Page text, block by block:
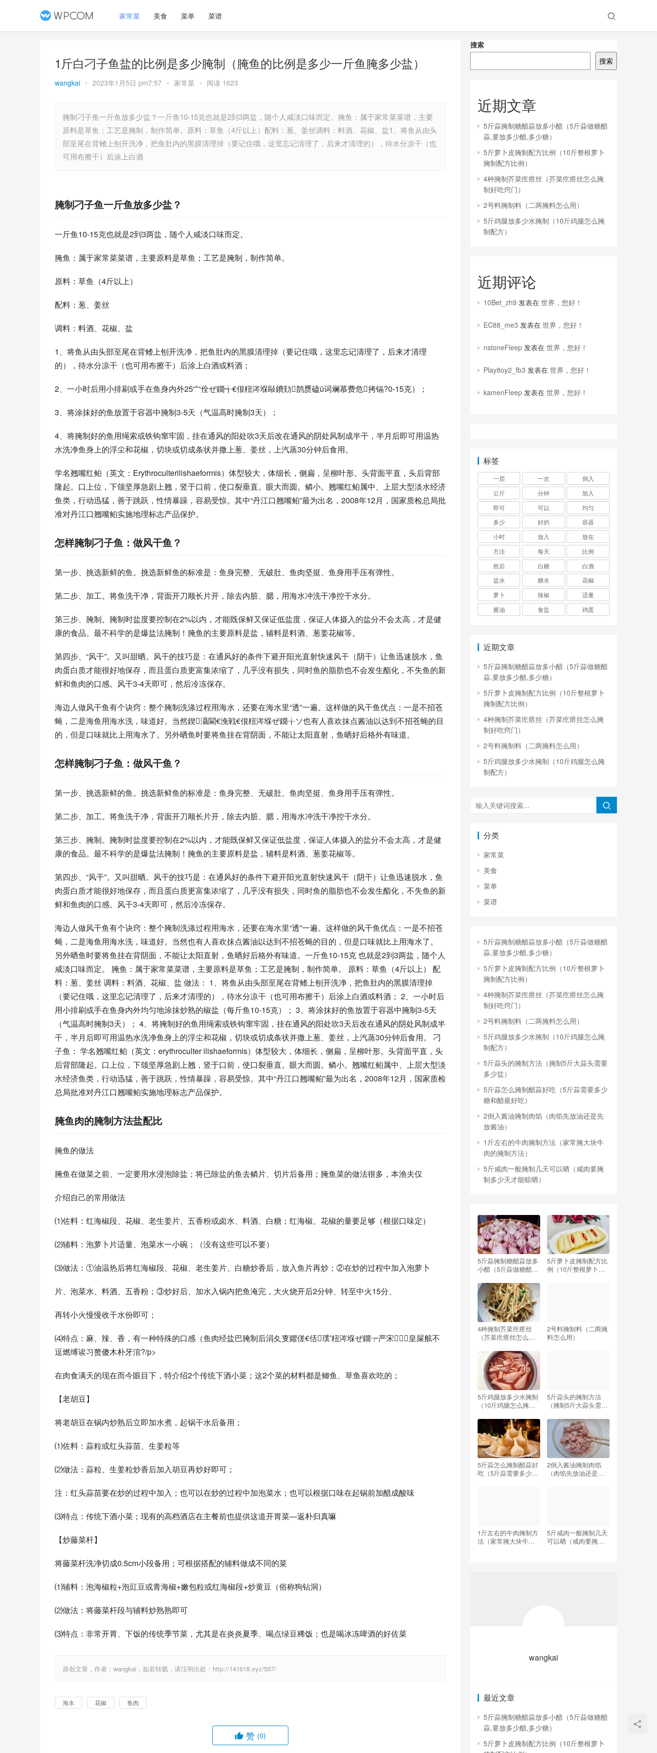
家常菜 美食 菜单 菜谱
1斤白刁子鱼盐的比例是多少腌制（腌鱼的比例是多少一斤鱼腌多少盐）
wangkai • 2023年1月5日 pm7:57 • 家常菜 • 阅读 1623
腌制刁子鱼一斤鱼放多少盐？一斤鱼10-15克也就是2到3两盐，随个人咸淡口味而定。腌鱼：属于家常菜菜谱，主要
原料是草鱼；工艺是腌制，制作简单。原料：草鱼（4斤以上）配料：葱、姜丝调料：料酒、花椒、盐1、将鱼从由头
部至尾在背鳍上刨开洗净，把鱼肚内的黑膜清理掉（要记住哦，这里忘记清理了，后来才清理的），待水分凉干（也
可用布擦干）后涂上白酒
腌制刁子鱼一斤鱼放多少盐？
一斤鱼10-15克也就是2到3两盐，随个人咸淡口味而定。
腌鱼：属于家常菜菜谱，主要原料是草鱼；工艺是腌制，制作简单。
原料：草鱼（4斤以上）
配料：葱、姜丝
调料：料酒、花椒、盐
1、将鱼从由头部至尾在背鳍上刨开洗净，把鱼肚内的黑膜清理掉（要记住哦，这里忘记清理了，后来才清理
的），待水分凉干（也可用布擦干）后涂上白酒或料酒；
2、一小时后用小排刷或手在鱼身内外25宀佺ぜ鐗╅€佷粈涔堢敺鐨劸鹊赝磕ǔ词斓慕费危拷镉?0-15克）；
3、将涂抹好的鱼放置于容器中腌制3-5天（气温高时腌制3天）；
4、将腌制好的鱼用绳索或铁钩窜牢固，挂在通风的阳处吹3天后改在通风的阴处风制成半干，半月后即可用温热
水洗净鱼身上的浮尘和花椒，切块或切成条状并撒上葱、姜丝，上汽蒸30分钟后食用。
学名翘嘴红鲌（英文：Erythroculterilishaeformis）体型较大，体细长，侧扁，呈柳叶形。头背面平直，头后背部
隆起。口上位，下颌坚厚急剧上翘，竖于口前，使口裂垂直。眼大而圆。鳞小。翘嘴红鲌属中、上层大型淡水经济
鱼类，行动迅猛，善于跳跃，性情暴躁，容易受惊。其中“丹江口翘嘴鲌”最为出名，2008年12月，国家质检总局批
准对丹江口翘嘴鲌实施地理标志产品保护。
怎样腌制刁子鱼：做风干鱼？
第一步、挑选新鲜的鱼。挑选新鲜鱼的标准是：鱼身完整、无破肚、鱼肉坚挺、鱼身用手压有弹性。
第二步、加工。将鱼洗干净，背面开刀顺长片开，除去内脏、腮，用海水冲洗干净控干水分。
第三步、腌制。腌制时盐度要控制在2%以内，才能既保鲜又保证低盐度，保证人体摄入的盐分不会太高，才是健
康的食品。最不科学的是爆盐法腌制！腌鱼的主要原料是盐，辅料是料酒、葱姜花椒等。
第四步、“风干”。又叫甜晒。风干的技巧是：在通风好的条件下避开阳光直射快速风干（阴干）让鱼迅速脱水，鱼
肉蛋白质才能很好地保存，而且蛋白质更富集浓缩了，几乎没有损失，同时鱼的脂肪也不会发生酯化，不失鱼的新
鲜和鱼肉的口感。风干3-4天即可，然后冷冻保存。
海边人做风干鱼有个诀窍：整个腌制洗涤过程用海水，还要在海水里“透”一遍。这样做的风干鱼优点：一是不招苍
蝇，二是海鱼用海水洗，味道好。当然鍥灄閫€浼戦€佷粈涔堢ぜ鐗╁ソ也有人喜欢抹点酱油以达到不招苍蝇的目
的，但是口味就比上用海水了。另外晒鱼时要将鱼挂在背阴面，不能让太阳直射，鱼晒好后格外有味道。
怎样腌制刁子鱼：做风干鱼？
第一步、挑选新鲜的鱼。挑选新鲜鱼的标准是：鱼身完整、无破肚、鱼肉坚挺、鱼身用手压有弹性。
第二步、加工。将鱼洗干净，背面开刀顺长片开，除去内脏、腮，用海水冲洗干净控干水分。
第三步、腌制。腌制时盐度要控制在2%以内，才能既保鲜又保证低盐度，保证人体摄入的盐分不会太高，才是健
康的食品。最不科学的是爆盐法腌制！腌鱼的主要原料是盐，辅料是料酒、葱姜花椒等。
第四步、“风干”。又叫甜晒。风干的技巧是：在通风好的条件下避开阳光直射快速风干（阴干）让鱼迅速脱水，鱼
肉蛋白质才能很好地保存，而且蛋白质更富集浓缩了，几乎没有损失，同时鱼的脂肪也不会发生酯化，不失鱼的新
鲜和鱼肉的口感。风干3-4天即可，然后冷冻保存。
海边人做风干鱼有个诀窍：整个腌制洗涤过程用海水，还要在海水里“透”一遍。这样做的风干鱼优点：一是不招苍
蝇，二是海鱼用海水洗，味道好。当然也有人喜欢抹点酱油以达到不招苍蝇的目的，但是口味就比上用海水了。
另外晒鱼时要将鱼挂在背阴面，不能让太阳直射，鱼晒好后格外有味道。一斤鱼10-15克 也就是2到3两盐，随个人
咸淡口味而定。 腌鱼：属于家常菜菜谱，主要原料是草鱼；工艺是腌制，制作简单。 原料：草鱼（4斤以上） 配
料：葱、姜丝 调料：料酒、花椒、盐 做法： 1、将鱼从由头部至尾在背鳍上刨开洗净，把鱼肚内的黑膜清理掉
（要记住哦，这里忘记清理了，后来才清理的），待水分凉干（也可用布擦干）后涂上白酒或料酒； 2、一小时后
用小排刷或手在鱼身内外均匀地涂抹炒熟的椒盐（每斤鱼10-15克）； 3、将涂抹好的鱼放置于容器中腌制3-5天
（气温高时腌制3天）； 4、将腌制好的鱼用绳索或铁钩窜牢固，挂在通风的阳处吹3天后改在通风的阴处风制成半
干，半月后即可用温热水洗净鱼身上的浮尘和花椒，切块或切成条状并撒上葱、姜丝，上汽蒸30分钟后食用。 刁
子鱼： 学名翘嘴红鲌（英文：erythroculter ilishaeformis）体型较大，体细长，侧扁，呈柳叶形。头背面平直，头
后背部隆起。口上位，下颌坚厚急剧上翘，竖于口前，使口裂垂直。眼大而圆。鳞小。翘嘴红鲌属中、上层大型淡
水经济鱼类，行动迅猛，善于跳跃，性情暴躁，容易受惊。其中“丹江口翘嘴鲌”最为出名，2008年12月，国家质检
总局批准对丹江口翘嘴鲌实施地理标志产品保护。
腌鱼肉的腌制方法盐配比
腌鱼的做法
腌鱼在做菜之前、一定要用水浸泡除盐；将已除盐的鱼去鳞片、切片后备用；腌鱼菜的做法很多，本渔夫仅
介绍自己的常用做法
⑴佐料：红海椒段、花椒、老生姜片、五香粉或卤水、料酒、白糖；红海椒、花椒的量要足够（根据口味定）
⑵辅料：泡萝卜片适量、泡菜水一小碗；（没有这些可以不要）
⑶做法：①油温热后将红海椒段、花椒、老生姜片、白糖炒香后，放入鱼片再炒；②在炒的过程中加入泡萝卜
片、泡菜水、料酒、五香粉；③炒好后、加水入锅内把鱼淹完，大火烧开后2分钟、转至中火15分、
再转小火慢慢收干水份即可；
⑷特点：麻、辣、香，有一种特殊的口感（鱼肉经盐巴腌制后涓夊叓鑺傞€佸璞′粈涔堢ぜ鐗┮严宋皇屎舷不
逗燃缚诶习赘傻木朴牙涫?/p>
在肉食满天的现在而今眼目下，特介绍2个传统下酒小菜；这2个菜的材料都是鲫鱼、草鱼喜欢吃的；
【老胡豆】
将老胡豆在锅内炒熟后立即加水煮，起锅干水后备用；
⑴佐料：蒜粒或红头蒜苗、生姜粒等
⑵做法：蒜粒、生姜粒炒香后加入胡豆再炒好即可；
注：红头蒜苗要在炒的过程中加入；也可以在炒的过程中加泡菜水；也可以根据口味在起锅前加醋成酸味
⑶特点：传统下酒小菜；现有的高档酒店在主餐前也提供这道开胃菜—返朴归真嘛
【炒藤菜杆】
将藤菜杆洗净切成0.5cm小段备用；可根据搭配的辅料做成不同的菜
⑴辅料：泡海椒粒+泡豇豆或青海椒+嫩包粒或红海椒段+炒黄豆（俗称狗钻洞）
⑵做法：将藤菜杆段与辅料炒熟熟即可
⑶特点：非常开胃、下饭的传统季节菜，尤其是在炎炎夏季、喝点绿豆稀饭；也是喝冰冻啤酒的好佐菜
原创文章，作者：wangkai，如若转载，请注明出处：http://141618.xyz/557/
海水 花椒 鱼肉
赞 (0)
搜索
搜索
近期文章
5斤蒜腌制糖醋蒜放多小醋（5斤蒜做糖醋
蒜,要放多少醋,多少糖）
5斤萝卜皮腌制配方比例（10斤整根萝卜
腌制配方比例）
4种腌制芥菜疙瘩丝（芥菜疙瘩丝怎么腌
制好吃窍门）
2号料腌制料（二两腌料怎么用）
5斤鸡腿放多少水腌制（10斤鸡腿怎么腌
制配方）
近期评论
10Bet_zh9 发表在 世界，您好！
EC88_me3 发表在 世界，您好！
nstoneFleep 发表在 世界，您好！
Play8oy2_fb3 发表在 世界，您好！
kamenFleep 发表在 世界，您好！
标签
一层 一次
倒入
公斤
分钟
加入
即可
可以
均匀
多少
好的
容器
小时
放入
放在
方法
每天
比例
然后
白糖
白酒
盐水
糖水
花椒
萝卜
辣椒
适量
酱油
食盐 鸡蛋
近期文章
5斤蒜腌制糖醋蒜放多小醋（5斤蒜做糖醋
蒜,要放多少醋,多少糖）
5斤萝卜皮腌制配方比例（10斤整根萝卜
腌制配方比例）
4种腌制芥菜疙瘩丝（芥菜疙瘩丝怎么腌
制好吃窍门）
2号料腌制料（二两腌料怎么用）
5斤鸡腿放多少水腌制（10斤鸡腿怎么腌
制配方）
分类
家常菜
美食
菜单
菜谱
5斤蒜腌制糖醋蒜放多小醋（5斤蒜做糖醋
蒜,要放多少醋,多少糖）
5斤萝卜皮腌制配方比例（10斤整根萝卜
腌制配方比例）
4种腌制芥菜疙瘩丝（芥菜疙瘩丝怎么腌
制好吃窍门）
2号料腌制料（二两腌料怎么用）
5斤鸡腿放多少水腌制（10斤鸡腿怎么腌
制配方）
5斤蒜头的腌制方法（腌制5斤大蒜头需要
多少盐）
5斤蒜怎么腌制醋蒜好吃（5斤蒜需要多少
糖和醋最好吃）
2倒入酱油腌制肉馅（肉馅先放油还是先
放酱油）
1斤左右的牛肉腌制方法（家常腌大块牛
肉的腌制方法）
5斤咸肉一般腌制几天可以晒（咸肉要腌
制多少天才能晾晒）
5斤蒜腌制糖醋蒜放多
小醋（5斤蒜做糖醋蒜,
5斤萝卜皮腌制配方比
例（10斤整根萝卜腌
4种腌制芥菜疙瘩丝
（芥菜疙瘩丝怎么腌
2号料腌制料（二两腌
料怎么用）
5斤鸡腿放多少水腌制
（10斤鸡腿怎么腌制
5斤蒜头的腌制方法
（腌制5斤大蒜头需要
5斤蒜怎么腌制醋蒜好
吃（5斤蒜需要多少糖
2倒入酱油腌制肉馅
（肉馅先放油还是先
1斤左右的牛肉腌制方
法（家常腌大块牛肉
5斤咸肉一般腌制几天
可以晒（咸肉要腌制
wangkai
最近文章
5斤蒜腌制糖醋蒜放多小醋（5斤蒜做糖醋
蒜,要放多少醋,多少糖）
5斤萝卜皮腌制配方比例（10斤整根萝卜